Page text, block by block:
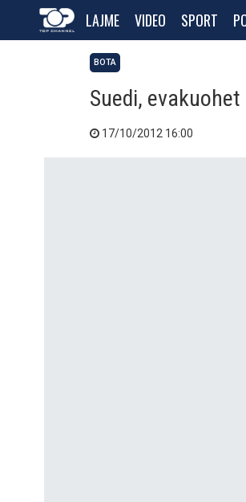
LAJME VIDEO SPORT
BOTA
Suedi,
17/10/2012 16:00